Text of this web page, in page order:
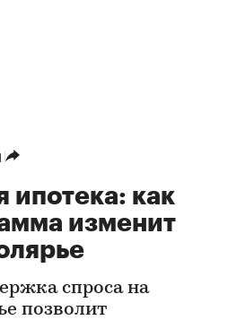
ипотека: как
изменит
спроса на
позволит